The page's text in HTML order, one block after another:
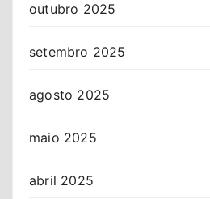
outubro 2025
setembro 2025
agosto 2025
maio 2025
abril 2025